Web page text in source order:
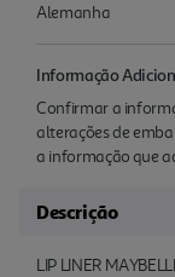
Alemanha
Informação
Confirmar a
alterações de
a informação que
Descrição
LIP LINER